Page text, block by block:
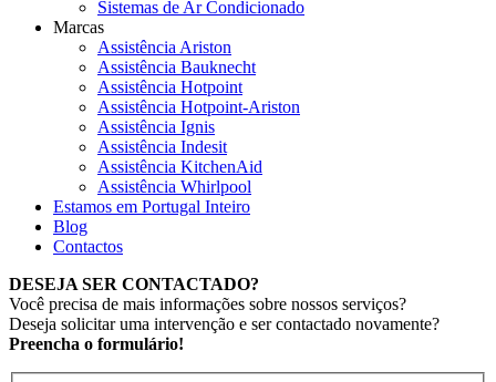
Sistemas de Ar Condicionado
Marcas
Assistência Ariston
Assistência Bauknecht
Assistência Hotpoint
Assistência Hotpoint-Ariston
Assistência Ignis
Assistência Indesit
Assistência KitchenAid
Assistência Whirlpool
Estamos em Portugal Inteiro
Blog
Contactos
DESEJA SER CONTACTADO?
Você precisa de mais informações sobre nossos serviços?
Deseja solicitar uma intervenção e ser contactado novamente?
Preencha o formulário!